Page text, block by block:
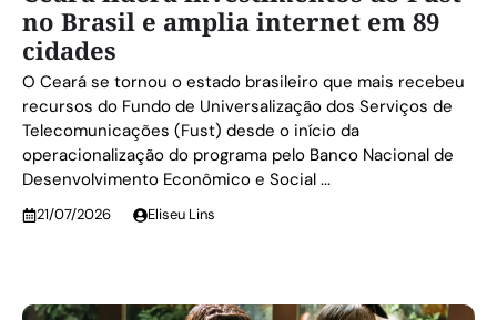
no Brasil e amplia internet em 89
cidades
O Ceará se tornou o estado brasileiro que mais recebeu
recursos do Fundo de Universalização dos Serviços de
Telecomunicações (Fust) desde o início da
operacionalização do programa pelo Banco Nacional de
Desenvolvimento Econômico e Social ...
21/07/2026 Eliseu Lins